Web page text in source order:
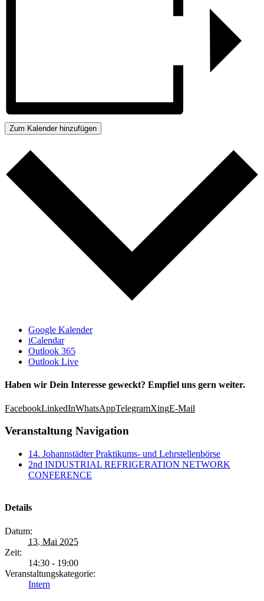
Zum Kalender hinzufügen
Google Kalender
iCalendar
Outlook 365
Outlook Live
Haben wir Dein Interesse geweckt? Empfiel uns gern weiter.
FacebookLinkedInWhatsAppTelegramXingE-Mail
Veranstaltung Navigation
14. Johannstädter Praktikums- und Lehrstellenbörse
2nd INDUSTRIAL REFRIGERATION NETWORK
CONFERENCE
Details
Datum:
13. Mai 2025
Zeit:
14:30 - 19:00
Veranstaltungskategorie:
Intern